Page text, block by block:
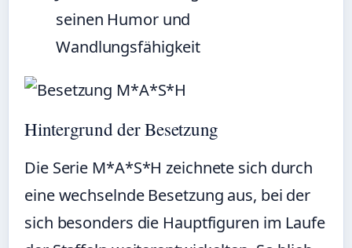
seinen Humor und
Wandlungsfähigkeit
Hintergrund der Besetzung
Die Serie M*A*S*H zeichnete sich durch
eine wechselnde Besetzung aus, bei der
sich besonders die Hauptfiguren im Laufe